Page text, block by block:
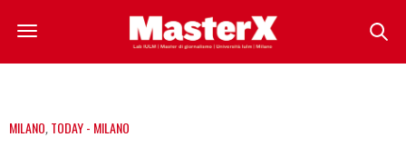
MILANO,TODAY - MILANO